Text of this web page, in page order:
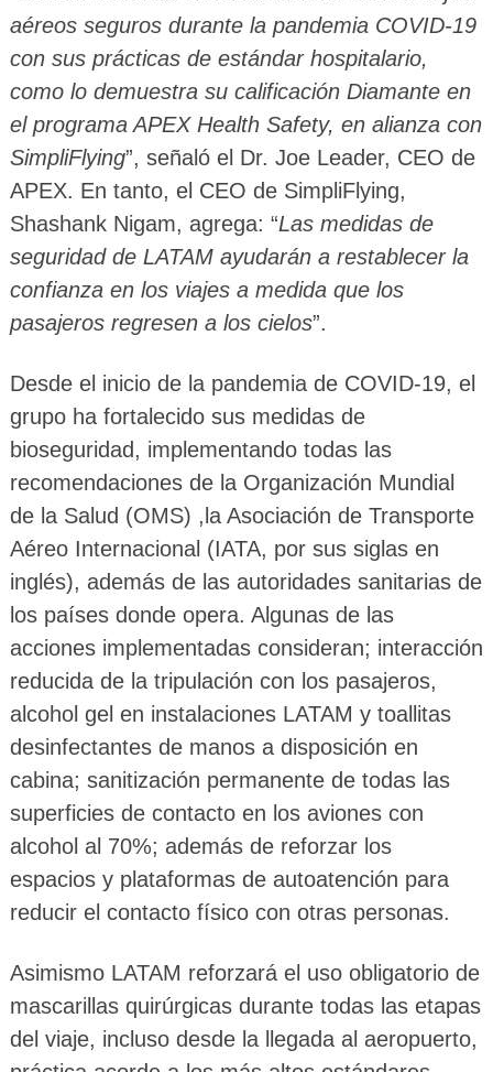
aéreos seguros durante la pandemia COVID-19
con sus prácticas de estándar hospitalario,
como lo demuestra su calificación Diamante en
el programa APEX Health Safety, en alianza con
SimpliFlying”, señaló el Dr. Joe Leader, CEO de
APEX. En tanto, el CEO de SimpliFlying,
Shashank Nigam, agrega: “Las medidas de
seguridad de LATAM ayudarán a restablecer la
confianza en los viajes a medida que los
pasajeros regresen a los cielos”.
Desde el inicio de la pandemia de COVID-19, el
grupo ha fortalecido sus medidas de
bioseguridad, implementando todas las
recomendaciones de la Organización Mundial
de la Salud (OMS) ,la Asociación de Transporte
Aéreo Internacional (IATA, por sus siglas en
inglés), además de las autoridades sanitarias de
los países donde opera. Algunas de las
acciones implementadas consideran; interacción
reducida de la tripulación con los pasajeros,
alcohol gel en instalaciones LATAM y toallitas
desinfectantes de manos a disposición en
cabina; sanitización permanente de todas las
superficies de contacto en los aviones con
alcohol al 70%; además de reforzar los
espacios y plataformas de autoatención para
reducir el contacto físico con otras personas.
Asimismo LATAM reforzará el uso obligatorio de
mascarillas quirúrgicas durante todas las etapas
del viaje, incluso desde la llegada al aeropuerto,